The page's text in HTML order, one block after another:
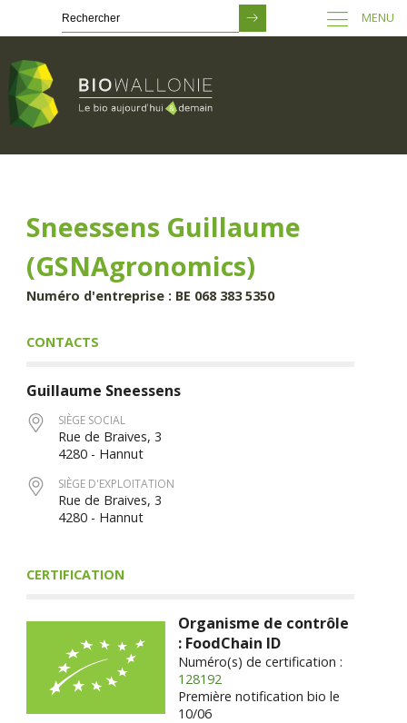
principal
MENU
Sneessens Guillaume
(GSNAgronomics)
Numéro d'entreprise : BE 068 383 5350
CONTACTS
Guillaume Sneessens
SIÈGE SOCIAL
Rue de Braives, 3
4280 - Hannut
SIÈGE D'EXPLOITATION
Rue de Braives, 3
4280 - Hannut
CERTIFICATION
Organisme de contrôle
: FoodChain ID
Numéro(s) de certification :
128192
Première notification bio le
10/06